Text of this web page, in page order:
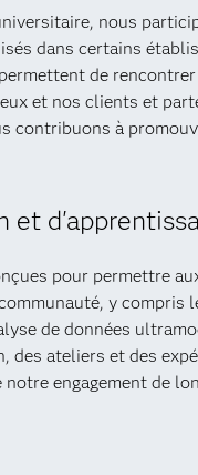
nous
dans certains
de
et nos clients et
contribuons à
et
pour permettre
y compris
de données
des ateliers et des
engagement de